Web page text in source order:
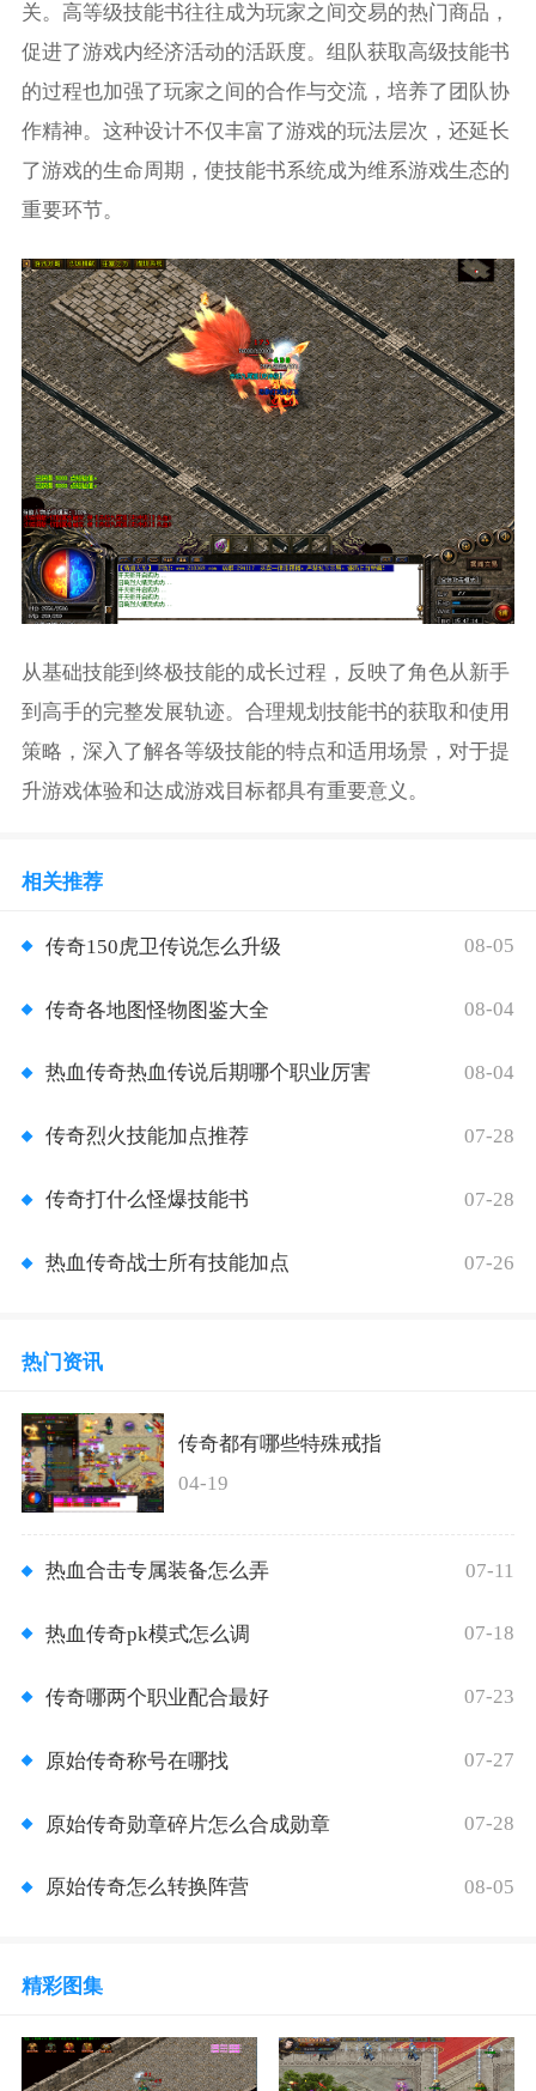
关。高等级技能书往往成为玩家之间交易的热门商品，
促进了游戏内经济活动的活跃度。组队获取高级技能书
的过程也加强了玩家之间的合作与交流，培养了团队协
作精神。这种设计不仅丰富了游戏的玩法层次，还延长
了游戏的生命周期，使技能书系统成为维系游戏生态的
重要环节。
从基础技能到终极技能的成长过程，反映了角色从新手
到高手的完整发展轨迹。合理规划技能书的获取和使用
策略，深入了解各等级技能的特点和适用场景，对于提
升游戏体验和达成游戏目标都具有重要意义。
相关推荐
传奇150虎卫传说怎么升级 08-05
传奇各地图怪物图鉴大全 08-04
热血传奇热血传说后期哪个职业厉害 08-04
传奇烈火技能加点推荐 07-28
传奇打什么怪爆技能书 07-28
热血传奇战士所有技能加点 07-26
热门资讯
传奇都有哪些特殊戒指
04-19
热血合击专属装备怎么弄 07-11
热血传奇pk模式怎么调 07-18
传奇哪两个职业配合最好 07-23
原始传奇称号在哪找 07-27
原始传奇勋章碎片怎么合成勋章 07-28
原始传奇怎么转换阵营 08-05
精彩图集